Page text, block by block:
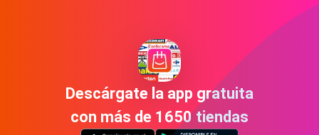
Descárgate la app gratuita
con más de 1650 tiendas